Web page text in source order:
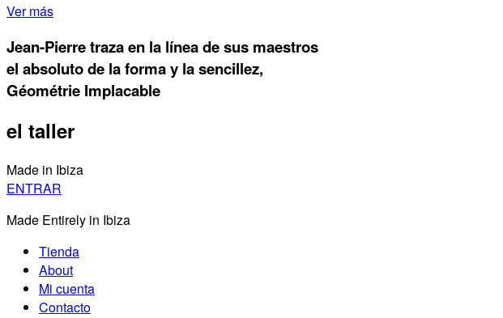
Ver más
Jean-Pierre traza en la línea de sus maestros
el absoluto de la forma y la sencillez,
Géométrie Implacable
el taller
Made in Ibiza
ENTRAR
Made Entirely in Ibiza
Tienda
About
Mi cuenta
Contacto